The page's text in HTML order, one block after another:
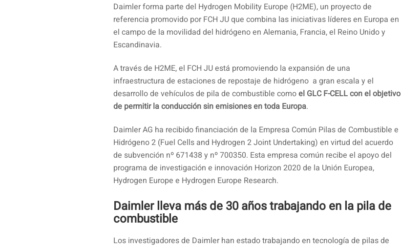
Daimler forma parte del Hydrogen Mobility Europe (H2ME), un proyecto de
referencia promovido por FCH JU que combina las iniciativas líderes en Europa en
el campo de la movilidad del hidrógeno en Alemania, Francia, el Reino Unido y
Escandinavia.
A través de H2ME, el FCH JU está promoviendo la expansión de una
infraestructura de estaciones de repostaje de hidrógeno a gran escala y el
desarrollo de vehículos de pila de combustible comoel GLC F-CELL con el objetivo
de permitir la conducción sin emisiones en toda Europa.
Daimler AG ha recibido financiación de la Empresa Común Pilas de Combustible e
Hidrógeno 2 (Fuel Cells and Hydrogen 2 Joint Undertaking) en virtud del acuerdo
de subvención nº 671438 y nº 700350. Esta empresa común recibe el apoyo del
programa de investigación e innovación Horizon 2020 de la Unión Europea,
Hydrogen Europe e Hydrogen Europe Research.
Daimler lleva más de 30 años trabajando en la pila de
combustible
Los investigadores de Daimler han estado trabajando en tecnología de pilas de